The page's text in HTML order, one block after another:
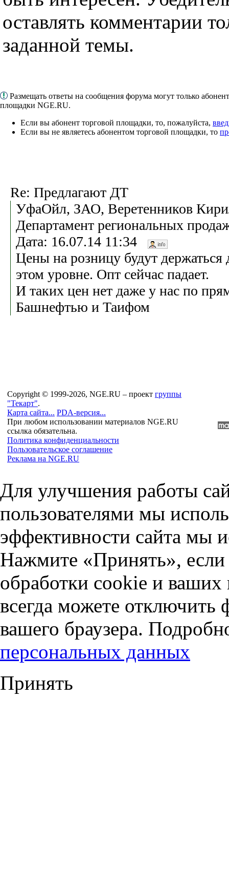
оставлять комментарии
заданной темы.
Размещать ответы на сообщения форума могут только
площадки NGE.RU.
Если вы абонент торговой площадки, то, пожалуйста,
Если вы не являетесь абонентом торговой площадки, то
Re: Предлагают ДТ
УфаОйл, ЗАО, Веретенников
Департамент региональных
Дата: 16.07.14 11:34
Цены на розницу будут держаться
этом уровне. Опт сейчас падает.
И таких цен нет даже у нас по
Башнефтью и Таифом
Copyright © 1999-2026, NGE.RU – проект группы
"Текарт".
Карта сайта... PDA-версия...
При любом использовании материалов NGE.RU
ссылка обязательна.
Политика конфиденциальности
Пользовательское соглашение
Реклама на NGE.RU
Для улучшения работы
пользователями мы
эффективности сайта мы
Нажмите «Принять», если
обработки cookie и
всегда можете отключить
вашего браузера.
персональных данных
Принять